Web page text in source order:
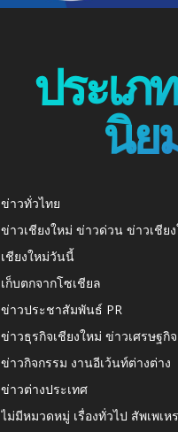
ประเภ
นิย
ข่าวทั่วไทย
ข่าวเชียงใหม่ ข่าวด่วน ข่าวเชีย
เชียงใหม่วันนี้
เก็บตกจากโซเชียล
ข่าวประชาสัมพันธ์ PR
ข่าวธุรกิจเชียงใหม่ ข่าวเศรษฐกิ
ข่าวกิจกรรม งานอีเว้นท์ต่างต่าง
ข่าวต่างประเทศ
ไม่มีหมวดหมู่ เรื่องทั่วไป สัพเพเห